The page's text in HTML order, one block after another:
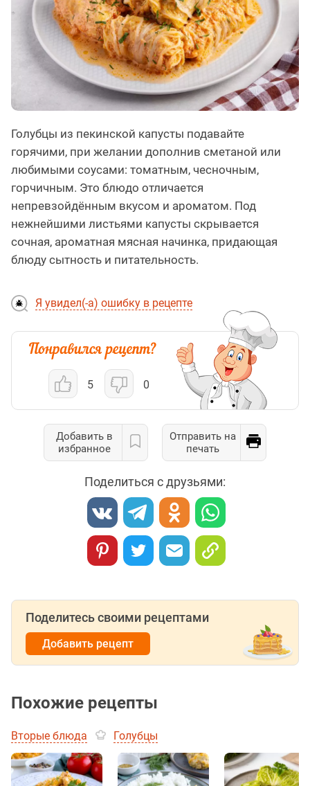
Голубцы из пекинской капусты подавайте
горячими, при желании дополнив сметаной или
любимыми соусами: томатным, чесночным,
горчичным. Это блюдо отличается
непревзойдённым вкусом и ароматом. Под
нежнейшими листьями капусты скрывается
сочная, ароматная мясная начинка, придающая
блюду сытность и питательность.
Я увидел(-а) ошибку в рецепте
5 0
Добавить в
избранное
Отправить на
печать
Поделиться с друзьями:
Поделитесь своими рецептами
Добавить рецепт
Похожие рецепты
Вторые блюда Голубцы